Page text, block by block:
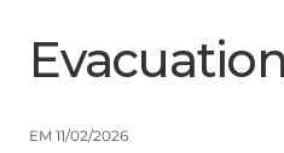
EM 11/02/2026